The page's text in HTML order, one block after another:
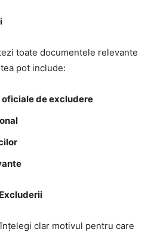
toate documentele relevante
pot include:
de excludere
clar motivul pentru care